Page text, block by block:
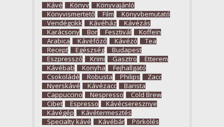
Kávé Könyv
Könyvajánló
Könyvismertető
Film
Könyvbemutató
Vendégcikk
Kávéház
Kávézás
Karácsony
Bor Fesztivál
Koffein
Arabica
Kávéfőző Kávézó
Tea
Recept
Egészség
Budapest
Eszpresszó
Krimi Gasztro
Étterem
Kávébab
Konyha
Fejhallgató
Csokoládé
Robusta Philips
Zacc
Nyerskávé
Kávézacc
Barista
Cappuccino
Nespresso
Cold Brew
Cibet
Espresso
Kávécseresznye
Kávégép
Kávétermesztés
Specialty kávé
Kávébár Pörkölés